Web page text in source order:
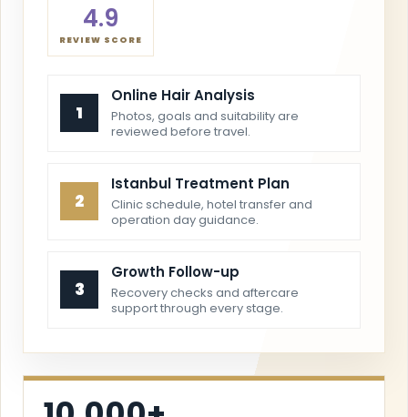
4.9
REVIEW SCORE
1
Online Hair Analysis
Photos, goals and suitability are
reviewed before travel.
2
Istanbul Treatment Plan
Clinic schedule, hotel transfer and
operation day guidance.
3
Growth Follow-up
Recovery checks and aftercare
support through every stage.